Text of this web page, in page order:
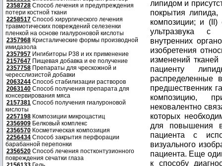
2358728 Способ лечения и предупреждения
потери костной ткани
2258517 Способ хирургического лечения
травмотических повреждений селезенки
пленкой на основе гиалуроновой кислоты
2357968 Кристалические формы производной
имидазола
2357957 Ингибиторы P38 и их применение
2157647 Пищевая добавка и ее получение
2357758 Препараты для чрескожной и
чересслизистой добавки
2063244 Способ стабилизации растворов
2063140 Способ получения препарата для
консервирования мяса
2157381 Способ получения гиалуроновой
кислоты
2257198 Композиции микроцастиц
2356909 Белковый комплекс
2356570 Косметическая композиция
2256434 Способ закрытия перфорации
барабанной перепонки
2356520 Способ лечения постконтузионного
повреждения сечатки глаза
липидом и
покрытия
композиции; и (II)
ультразвука с
внутренних
изобретения
изменений
пациенту
распределенные
предшественник
композицию,
нековалентно
которых
для повышения
пациента с
визуального
пациента. Еще
к способу